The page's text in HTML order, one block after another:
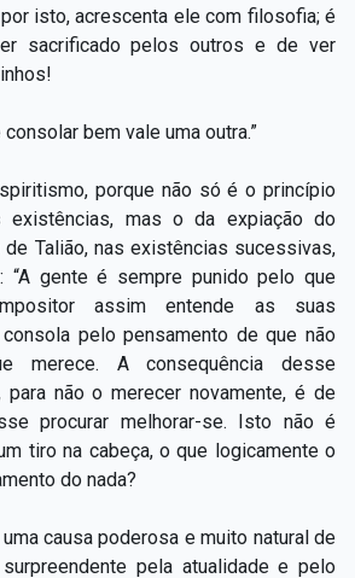
isto, acrescenta ele com filosofia; é
sacrificado pelos outros e de ver
bem vale uma outra.”
porque não só é o princípio
existências, mas o da expiação do
Talião, nas existências sucessivas,
“A gente é sempre punido pelo que
assim entende as suas
pelo pensamento de que não
merece. A consequência desse
para não o merecer novamente, é de
procurar melhorar-se. Isto não é
tiro na cabeça, o que logicamente o
do nada?
causa poderosa e muito natural de
pela atualidade e pelo